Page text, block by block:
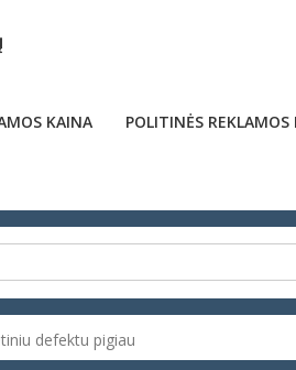
KAINA POLITINĖS REKLAMOS
defektu pigiau